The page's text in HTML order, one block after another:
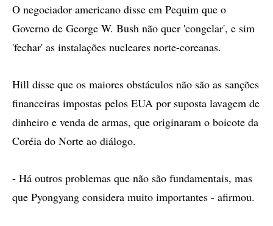
O negociador americano disse em Pequim que o
Governo de George W. Bush não quer 'congelar', e sim
'fechar' as instalações nucleares norte-coreanas.
Hill disse que os maiores obstáculos não são as sanções
financeiras impostas pelos EUA por suposta lavagem de
dinheiro e venda de armas, que originaram o boicote da
Coréia do Norte ao diálogo.
- Há outros problemas que não são fundamentais, mas
que Pyongyang considera muito importantes - afirmou.